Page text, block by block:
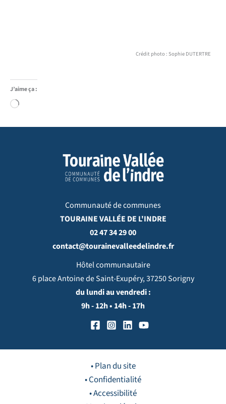
Crédit photo : Sophie DUTERTRE
J’aime ça :
Chargement…
Communauté de communes
TOURAINE VALLÉE DE L'INDRE
02 47 34 29 00
contact@tourainevalleedelindre.fr
Hôtel communautaire
6 place Antoine de Saint-Exupéry, 37250 Sorigny
du lundi au vendredi :
9h - 12h • 14h - 17h
• Plan du site
• Confidentialité
• Accessibilité